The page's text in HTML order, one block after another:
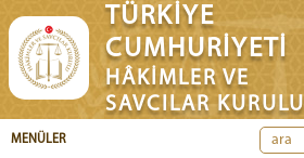
TÜRKİYE
CUMHURİYETİ
HÂKİMLER VE
SAVCILAR KURULU
MENÜLER